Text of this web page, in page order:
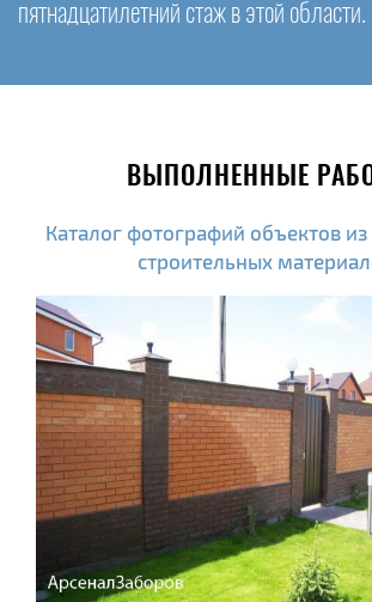
пятнадцатилетний стаж в этой области.
ВЫПОЛНЕННЫЕ
Каталог фотографий объектов
строительных